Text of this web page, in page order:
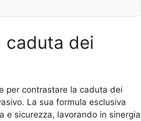
caduta dei
per contrastare la caduta dei
La sua formula esclusiva
e sicurezza, lavorando in sinergia